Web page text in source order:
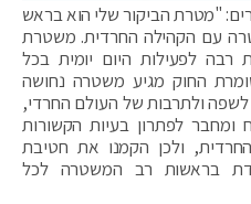
"מטרת הביקור שלי הוא בראש
עם הקהילה החרדית. משטרת
לפעילות היום יומית בכל
החוק מגיע משטרה נחושה
ולתרבות של העולם החרדי,
לפתרון בעיות הקשורות
ולכן הקמנו את חטיבת
בראשות רב המשטרה לכל